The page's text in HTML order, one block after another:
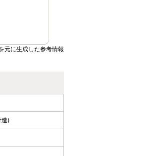
元に生成した参考情報
造)